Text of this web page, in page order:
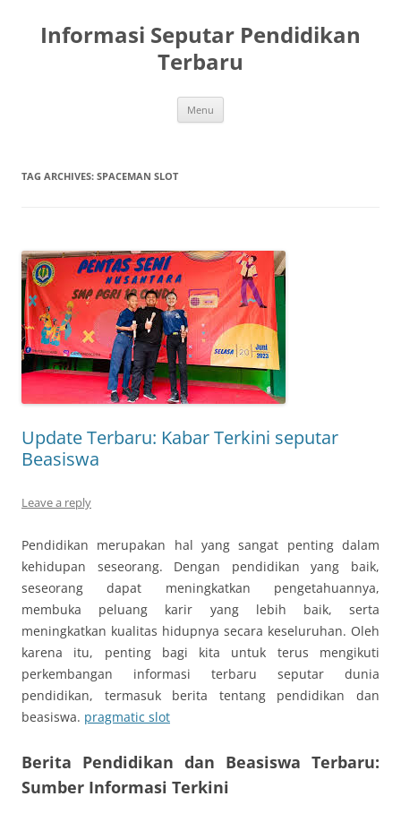
content
Informasi Seputar Pendidikan
Terbaru
Menu
TAG ARCHIVES: SPACEMAN SLOT
Update Terbaru: Kabar Terkini seputar
Beasiswa
Leave a reply
Pendidikan merupakan hal yang sangat penting dalam
kehidupan seseorang. Dengan pendidikan yang baik,
seseorang dapat meningkatkan pengetahuannya,
membuka peluang karir yang lebih baik, serta
meningkatkan kualitas hidupnya secara keseluruhan. Oleh
karena itu, penting bagi kita untuk terus mengikuti
perkembangan informasi terbaru seputar dunia
pendidikan, termasuk berita tentang pendidikan dan
beasiswa. pragmatic slot
Berita Pendidikan dan Beasiswa Terbaru:
Sumber Informasi Terkini